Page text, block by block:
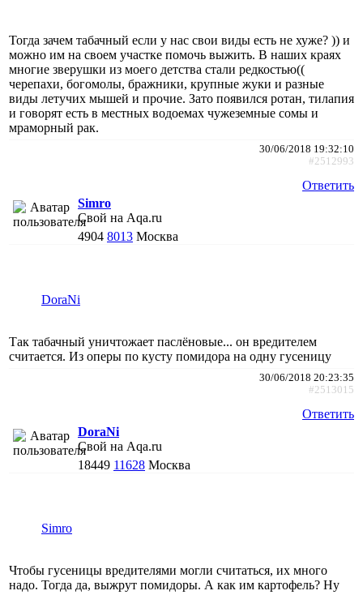
Тогда зачем табачный если у нас свои виды есть не хуже? )) и
можно им на своем участке помочь выжить. В наших краях
многие зверушки из моего детства стали редкостью((
черепахи, богомолы, бражники, крупные жуки и разные
виды летучих мышей и прочие. Зато появился ротан, тилапия
и говорят есть в местных водоемах чужеземные сомы и
мраморный рак.
30/06/2018 19:32:10
#2512993
Ответить
Simro
Свой на Aqa.ru
4904 8013 Москва
DoraNi
Так табачный уничтожает паслёновые... он вредителем
считается. Из оперы по кусту помидора на одну гусеницу
30/06/2018 20:23:35
#2513015
Ответить
DoraNi
Свой на Aqa.ru
18449 11628 Москва
Simro
Чтобы гусеницы вредителями могли считаться, их много
надо. Тогда да, выжрут помидоры. А как им картофель? Ну